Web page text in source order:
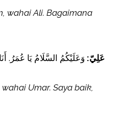
wahai Ali. Bagaimana
عَلِيّ: وَعَلَيْكُمُ السَّلَامُ يَا عُمَرُ.
Umar. Saya baik,